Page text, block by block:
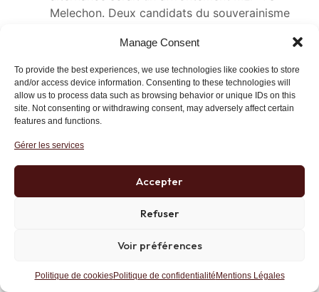
Manage Consent
To provide the best experiences, we use technologies like cookies to store
and/or access device information. Consenting to these technologies will
allow us to process data such as browsing behavior or unique IDs on this
site. Not consenting or withdrawing consent, may adversely affect certain
features and functions.
Gérer les services
Accepter
Refuser
Voir préférences
Politique de cookiesPolitique de confidentialité Mentions Légales
Melechon. Deux candidats du souverainisme
programmes diffèrent sur certains points.
Le duel Fillon VS Macron représente la
potentialité d’une alternance classique, celle
qui a prévalu jusqu’à présent et qui n’a plus le
soutient du peuple.
pas dire un combat à mort. Les déçus du
contrevient profondément à leur souhaits.
Pour conclure je dirais qu’irréconciliable avec